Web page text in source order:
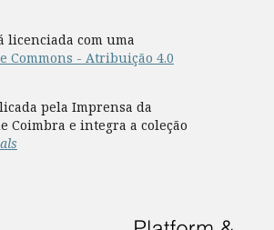
licenciada com uma
Commons - Atribuição 4.0
pela Imprensa da
Coimbra e integra a coleção